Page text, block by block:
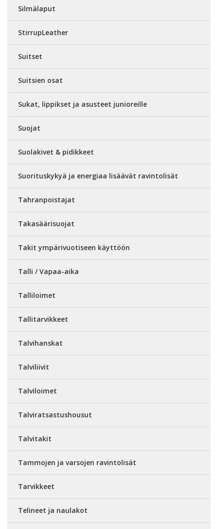
Silmälaput
StirrupLeather
Suitset
Suitsien osat
Sukat, lippikset ja asusteet junioreille
Suojat
Suolakivet & pidikkeet
Suorituskykyä ja energiaa lisäävät ravintolisät
Tahranpoistajat
Takasäärisuojat
Takit ympärivuotiseen käyttöön
Talli / Vapaa-aika
Talliloimet
Tallitarvikkeet
Talvihanskat
Talviliivit
Talviloimet
Talviratsastushousut
Talvitakit
Tammojen ja varsojen ravintolisät
Tarvikkeet
Telineet ja naulakot